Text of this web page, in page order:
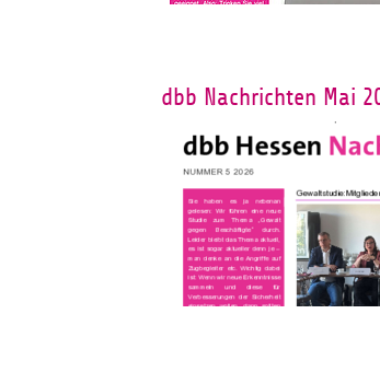
dbb Nachrichten Mai